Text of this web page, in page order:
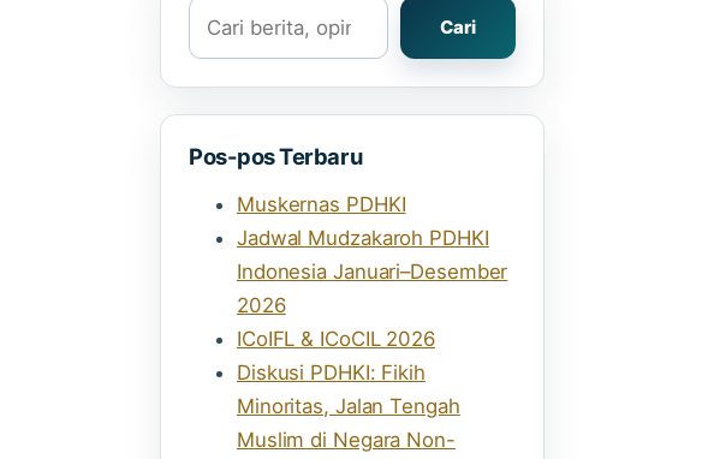
Cari
Cari
Pos-pos Terbaru
Muskernas PDHKI
Jadwal Mudzakaroh PDHKI
Indonesia Januari–Desember
2026
ICoIFL & ICoCIL 2026
Diskusi PDHKI: Fikih
Minoritas, Jalan Tengah
Muslim di Negara Non-